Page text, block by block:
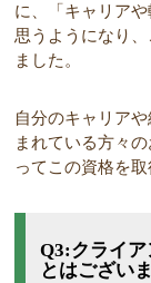
に、「キャリア
思うようになり
ました。
自分のキャリア
まれている方々
ってこの資格を
Q3:クライ
とはござい